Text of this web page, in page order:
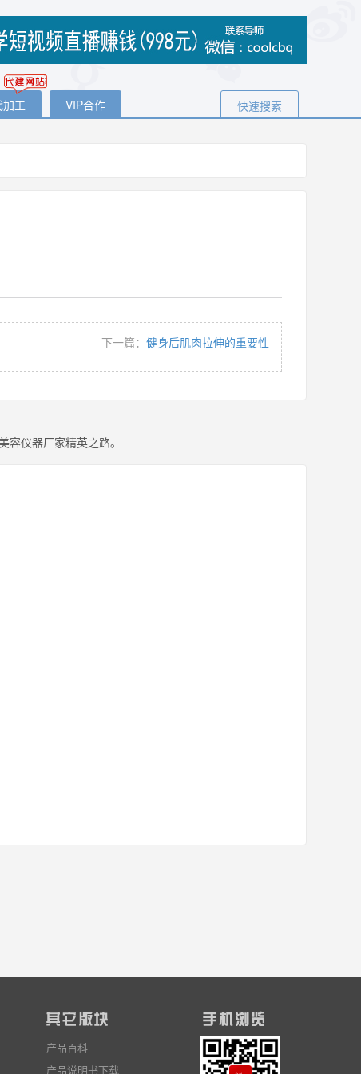
工 VIP合作 快速搜索
下一篇： 健身后肌肉拉伸的重要性
仪器厂家精英之路。
产品百科
产品说明书下载